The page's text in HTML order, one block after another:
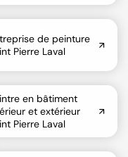
de peinture
Pierre Laval
en bâtiment
et extérieur
Pierre Laval